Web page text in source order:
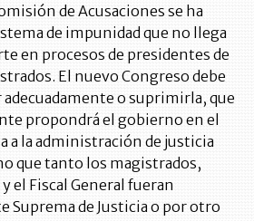
de Acusaciones se ha
de impunidad que no llega
en procesos de presidentes de
El nuevo Congreso debe
o suprimirla, que
propondrá el gobierno en el
a la administración de justicia
que tanto los magistrados,
el Fiscal General fueran
Suprema de Justicia o por otro